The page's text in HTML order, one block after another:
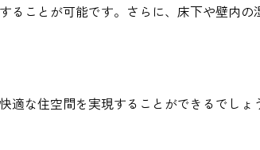
ることが可能です。さらに、床下や壁内の
な住空間を実現することができるでしょ